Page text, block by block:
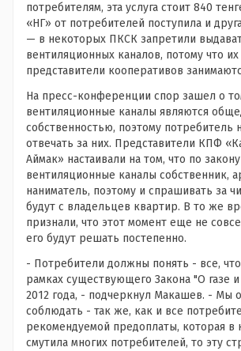
потребителям, эта услуга стоит 840
«НГ» от потребителей поступила и
— в некоторых ПКСК запретили
вентиляционных каналов, потому что их
представители кооперативов
На пресс-конференции спор зашел о
вентиляционные каналы являются
собственностью, поэтому потребитель
отвечать за них. Представители КПФ
Аймак» настаивали на том, что по
вентиляционные каналы собственник,
наниматель, поэтому и спрашивать за
будут с владельцев квартир. В то же
признали, что этот момент еще не
его будут решать постепенно.
- Потребители должны понять - все,
рамках существующего Закона "О газе
2012 года, - подчеркнул Макашев. - Мы
соблюдать - так же, как и все
рекомендуемой предоплаты, которая в
смутила многих потребителей, то эту